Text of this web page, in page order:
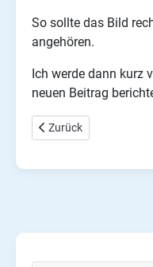
So sollte das Bild
angehören.
Ich werde dann kurz
neuen Beitrag
Vorheriger Beitrag:
Zurück